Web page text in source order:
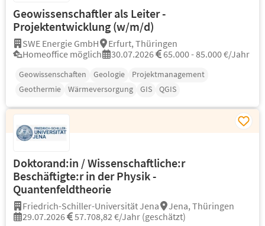
Geowissenschaftler als Leiter -
Projektentwicklung (w/m/d)
SWE Energie GmbH
Erfurt, Thüringen
Homeoffice möglich
30.07.2026 65.000 - 85.000 €/Jahr
Geowissenschaften Geologie
Projektmanagement
Geothermie
Wärmeversorgung GIS QGIS
Doktorand:in / Wissenschaftliche:r
Beschäftigte:r in der Physik -
Quantenfeldtheorie
Friedrich-Schiller-Universität Jena
Jena, Thüringen
29.07.2026
57.708,82 €/Jahr (geschätzt)